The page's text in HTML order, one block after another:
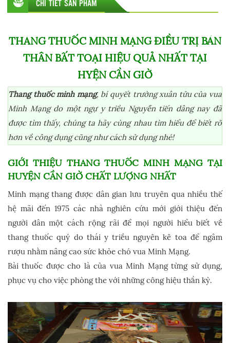
CHI TIẾT SẢN PHẨM
THANG THUỐC MINH MẠNG ĐIỀU TRỊ BÁN
THÂN BẤT TOẠI HIỆU QUẢ NHẤT TẠI
HYỆN CẦN GIỜ
Thang thuốc minh mạng, bí quyết trường xuân tửu của vua
Minh Mạng do một ngự y triều Nguyễn tiến dâng nay đã
được tìm thấy, chúng ta hãy cùng nhau tìm hiểu để biết rõ
hơn về công dụng cũng như cách sử dụng nhé!
GIỚI THIỆU THANG THUỐC MINH MẠNG TẠI
HUYỆN CẦN GIỜ CHẤT LƯỢNG NHẤT
Minh mạng thang được dân gian lưu truyên qua nhiều thế
hệ mãi đến 1975 các nhà nghiên cứu mới giới thiệu đến
người dân một cách rộng rãi để mọi người hiểu biết về
thang thuốc quý do thái y triều nguyên kê toa để ngâm
rượu nhằm nâng cao sức khỏe chó vua Minh Mạng.
Bài thuốc được cho là của vua Minh Mạng từng sử dụng,
phục vụ cho việc phòng the với những công hiệu thần kỳ.